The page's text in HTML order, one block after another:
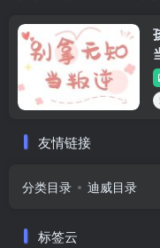
友情链接
分类目录 迪威目录
标签云